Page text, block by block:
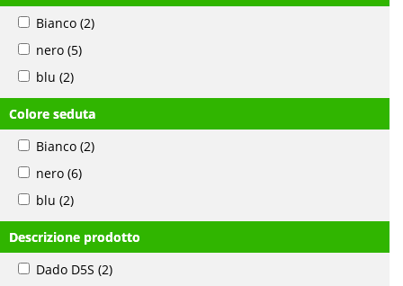
Bianco (2)
nero (5)
blu (2)
Colore seduta
Bianco (2)
nero (6)
blu (2)
Descrizione prodotto
Dado D5S (2)